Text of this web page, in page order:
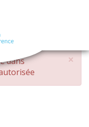
navigation
×
dans